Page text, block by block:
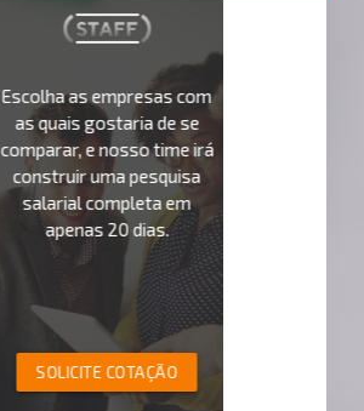
Escolha as empresas com
as quais gostaria de se
comparar, e nosso time irá
construir uma pesquisa
salarial completa em
apenas 20 dias.
SOLICITE COTAÇÃO